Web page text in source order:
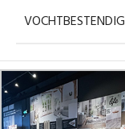
VOCHTBESTENDIG